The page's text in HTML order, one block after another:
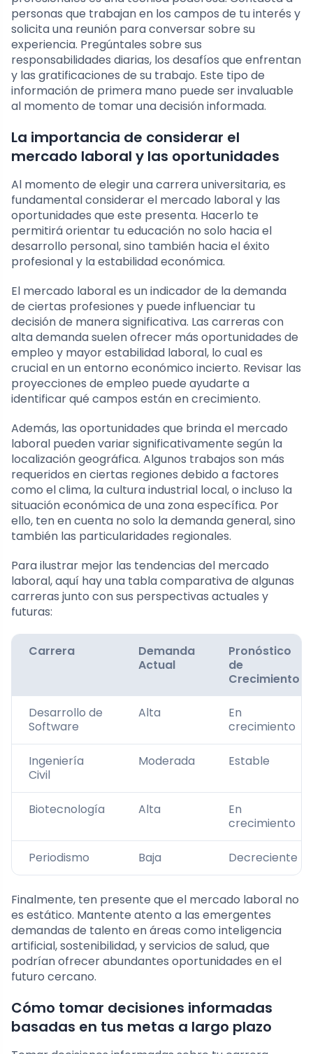
personas que trabajan en los campos de tu interés y
solicita una reunión para conversar sobre su
experiencia. Pregúntales sobre sus
responsabilidades diarias, los desafíos que enfrentan
y las gratificaciones de su trabajo. Este tipo de
información de primera mano puede ser invaluable
al momento de tomar una decisión informada.
La importancia de considerar el
mercado laboral y las oportunidades
Al momento de elegir una carrera universitaria, es
fundamental considerar el mercado laboral y las
oportunidades que este presenta. Hacerlo te
permitirá orientar tu educación no solo hacia el
desarrollo personal, sino también hacia el éxito
profesional y la estabilidad económica.
El mercado laboral es un indicador de la demanda
de ciertas profesiones y puede influenciar tu
decisión de manera significativa. Las carreras con
alta demanda suelen ofrecer más oportunidades de
empleo y mayor estabilidad laboral, lo cual es
crucial en un entorno económico incierto. Revisar las
proyecciones de empleo puede ayudarte a
identificar qué campos están en crecimiento.
Además, las oportunidades que brinda el mercado
laboral pueden variar significativamente según la
localización geográfica. Algunos trabajos son más
requeridos en ciertas regiones debido a factores
como el clima, la cultura industrial local, o incluso la
situación económica de una zona específica. Por
ello, ten en cuenta no solo la demanda general, sino
también las particularidades regionales.
Para ilustrar mejor las tendencias del mercado
laboral, aquí hay una tabla comparativa de algunas
carreras junto con sus perspectivas actuales y
futuras:
Carrera
Demanda
Actual
Pronóstico
de
Crecimiento
Desarrollo de
Software
Alta
En
crecimiento
Ingeniería
Civil
Moderada Estable
Biotecnología Alta
En
crecimiento
Periodismo Baja Decreciente
Finalmente, ten presente que el mercado laboral no
es estático. Mantente atento a las emergentes
demandas de talento en áreas como inteligencia
artificial, sostenibilidad, y servicios de salud, que
podrían ofrecer abundantes oportunidades en el
futuro cercano.
Cómo tomar decisiones informadas
basadas en tus metas a largo plazo